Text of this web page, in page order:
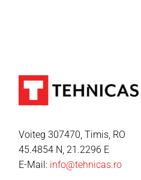
Voiteg 307470, Timis, RO
45.4854 N, 21.2296 E
E-Mail: info@tehnicas.ro